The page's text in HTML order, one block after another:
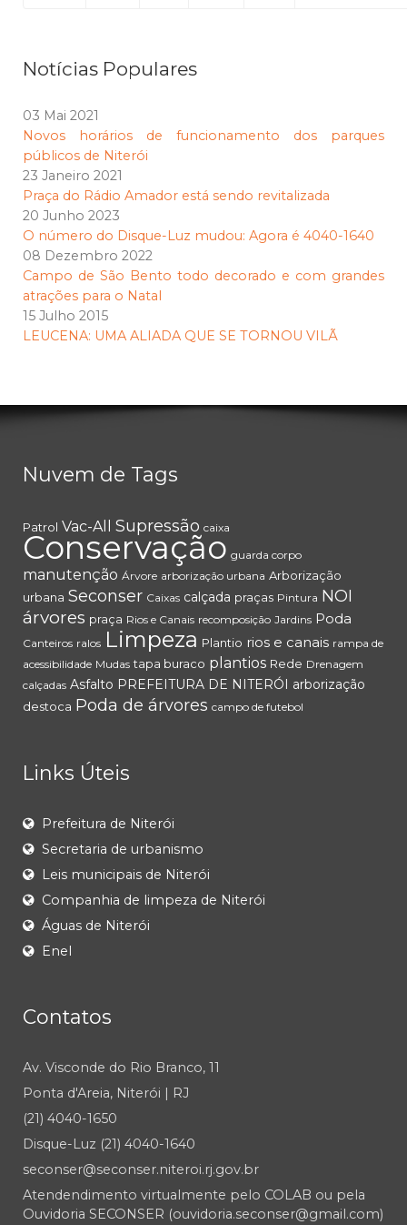
Notícias Populares
03 Mai 2021
Novos horários de funcionamento dos parques
públicos de Niterói
23 Janeiro 2021
Praça do Rádio Amador está sendo revitalizada
20 Junho 2023
O número do Disque-Luz mudou: Agora é 4040-1640
08 Dezembro 2022
Campo de São Bento todo decorado e com grandes
atrações para o Natal
15 Julho 2015
LEUCENA: UMA ALIADA QUE SE TORNOU VILÃ
Nuvem de Tags
Patrol Vac-All Supressão caixa
Conservação guarda corpo
manutenção Árvore arborização urbana Arborização
urbana Seconser Caixas calçada praças Pintura NOI
árvores praça Rios e Canais recomposição Jardins Poda
Canteiros ralos Limpeza Plantio rios e canais rampa de
acessibilidade Mudas tapa buraco plantios Rede Drenagem
calçadas Asfalto PREFEITURA DE NITERÓI arborização
destoca Poda de árvores campo de futebol
Links Úteis
Prefeitura de Niterói
Secretaria de urbanismo
Leis municipais de Niterói
Companhia de limpeza de Niterói
Águas de Niterói
Enel
Contatos
Av. Visconde do Rio Branco, 11
Ponta d'Areia, Niterói | RJ
(21) 4040-1650
Disque-Luz (21) 4040-1640
seconser@seconser.niteroi.rj.gov.br
Atendendimento virtualmente pelo COLAB ou pela
Ouvidoria SECONSER (ouvidoria.seconser@gmail.com)